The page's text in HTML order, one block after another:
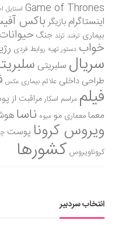
Game of Thrones استایل
اینستاگرام بازیگر باکس
بیماری ترفند ترند جنگ حیوانات
خواب دستور تهیه روابط فردی
سریال سلبریتی
طراحی داخلی علائم بیماری عکس
فیلم مراسم اسکارمراقبت از
معمامعماری مو میوه ناسا
ویروس کرونا پوست
کروناویروس کشورها
انتخاب سردبیر